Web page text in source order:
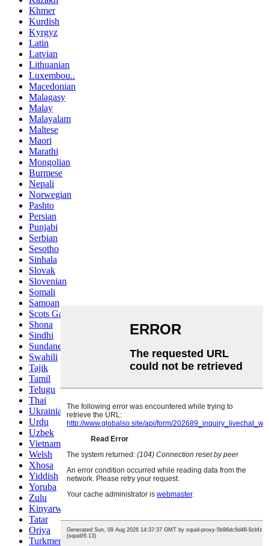
Khmer
Kurdish
Kyrgyz
Latin
Latvian
Lithuanian
Luxembou..
Macedonian
Malagasy
Malay
Malayalam
Maltese
Maori
Marathi
Mongolian
Burmese
Nepali
Norwegian
Pashto
Persian
Punjabi
Serbian
Sesotho
Sinhala
Slovak
Slovenian
Somali
Samoan
Scots Gaelic
Shona
Sindhi
Sundanese
Swahili
Tajik
Tamil
Telugu
Thai
Ukrainian
Urdu
Uzbek
Vietnamese
Welsh
Xhosa
Yiddish
Yoruba
Zulu
Kinyarwanda
Tatar
Oriya
Turkmen